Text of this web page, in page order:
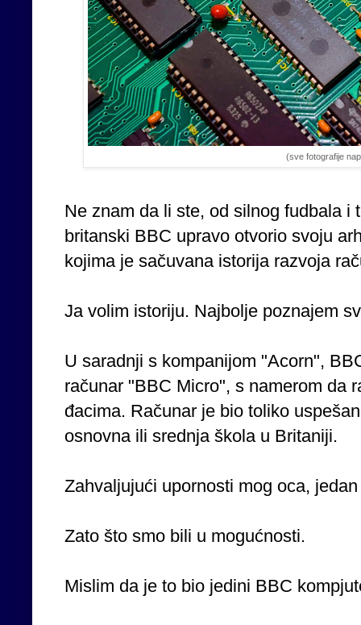
(sve fotografije
Ne znam da li ste, od silnog fudbala i
britanski BBC upravo otvorio svoju
kojima je sačuvana istorija razvoja
Ja volim istoriju. Najbolje poznajem
U saradnji s kompanijom "Acorn",
računar "BBC Micro", s namerom da
đacima. Računar je bio toliko
osnovna ili srednja škola u Britaniji.
Zahvaljujući upornosti mog oca,
Zato što smo bili u mogućnosti.
Mislim da je to bio jedini BBC